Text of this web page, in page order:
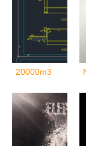
用指南
20000m3
理廠平面設
計圖 實用
CAD圖紙資